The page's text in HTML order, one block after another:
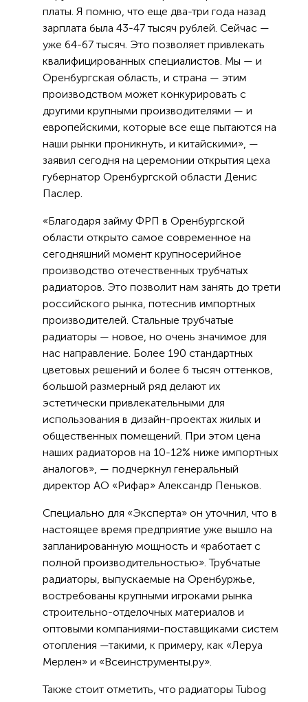
платы. Я помню, что еще два-три года назад
зарплата была 43-47 тысяч рублей. Сейчас —
уже 64-67 тысяч. Это позволяет привлекать
квалифицированных специалистов. Мы — и
Оренбургская область, и страна — этим
производством может конкурировать с
другими крупными производителями — и
европейскими, которые все еще пытаются на
наши рынки проникнуть, и китайскими», —
заявил сегодня на церемонии открытия цеха
губернатор Оренбургской области Денис
Паслер.
«Благодаря займу ФРП в Оренбургской
области открыто самое современное на
сегодняшний момент крупносерийное
производство отечественных трубчатых
радиаторов. Это позволит нам занять до трети
российского рынка, потеснив импортных
производителей. Стальные трубчатые
радиаторы — новое, но очень значимое для
нас направление. Более 190 стандартных
цветовых решений и более 6 тысяч оттенков,
большой размерный ряд делают их
эстетически привлекательными для
использования в дизайн-проектах жилых и
общественных помещений. При этом цена
наших радиаторов на 10-12% ниже импортных
аналогов», — подчеркнул генеральный
директор АО «Рифар» Александр Пеньков.
Специально для «Эксперта» он уточнил, что в
настоящее время предприятие уже вышло на
запланированную мощность и «работает с
полной производительностью». Трубчатые
радиаторы, выпускаемые на Оренбуржье,
востребованы крупными игроками рынка
строительно-отделочных материалов и
оптовыми компаниями-поставщиками систем
отопления —такими, к примеру, как «Леруа
Мерлен» и «Всеинструменты.ру».
Также стоит отметить, что радиаторы Tubog